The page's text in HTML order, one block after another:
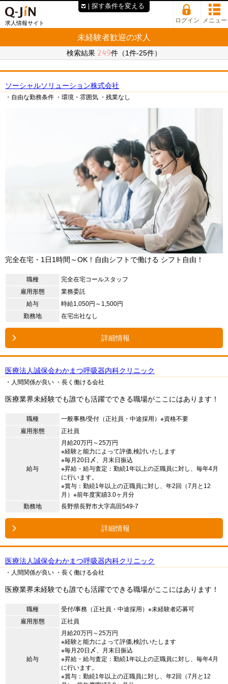
求人情報サイト ログイン メニュー
未経験者歓迎の求人
検索結果 249件（1件-25件）
ソーシャルソリューション株式会社
・自由な勤務条件 ・環境・雰囲気 ・残業なし
完全在宅・1日1時間～OK！自由シフトで働ける シフト自由！
職種
完全在宅コールスタッフ
雇用形態
業務委託
給与
時給1,050円～1,500円
勤務地
在宅出社なし
詳細情報
医療法人誠保会わかまつ呼吸器内科クリニック
・人間関係が良い ・長く働ける会社
医療業界未経験でも誰でも活躍でできる職場がここにはあります！
職種
一般事務/受付（正社員・中途採用）※資格不要
雇用形態
正社員
給与
月給20万円～25万円
※経験と能力によって評価,検討いたします
※毎月20日〆、月末日振込
※昇給・給与査定：勤続1年以上の正職員に対し、毎年4月
に行います。
※賞与：勤続1年以上の正職員に対し、年2回（7月と12
月）※前年度実績3.0ヶ月分
勤務地
長野県長野市大字高田549-7
詳細情報
医療法人誠保会わかまつ呼吸器内科クリニック
・人間関係が良い ・長く働ける会社
医療業界未経験でも誰でも活躍でできる職場がここにはあります！
職種
受付/事務（正社員・中途採用）※未経験者応募可
雇用形態
正社員
給与
月給20万円～25万円
※経験と能力によって評価,検討いたします
※毎月20日〆、月末日振込
※昇給・給与査定：勤続1年以上の正職員に対し、毎年4月
に行います。
※賞与：勤続1年以上の正職員に対し、年2回（7月と12
探す条件を変える